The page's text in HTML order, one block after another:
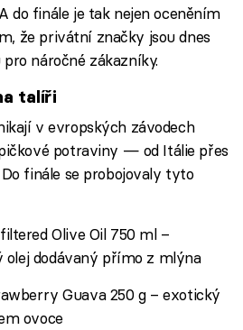
do finále je tak nejen oceněním
že privátní značky jsou dnes
náročné zákazníky.
talíři
v evropských závodech
potraviny — od Itálie přes
finále se probojovaly tyto
Olive Oil 750 ml –
dodávaný přímo z mlýna
Guava 250 g – exotický
ovoce